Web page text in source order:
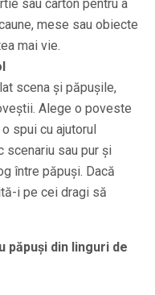
sau carton pentru a
mese sau obiecte
mai vie.
scena și păpușile,
Alege o poveste
spui cu ajutorul
scenariu sau pur și
între păpuși. Dacă
i pe cei dragi să
păpuși din linguri de